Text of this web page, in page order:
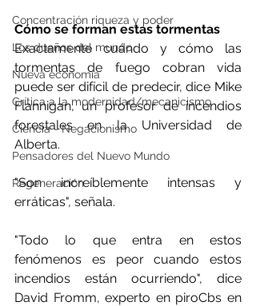
Concentración riqueza y poder
Los dueños del mundo
Nueva economía
Crítica a la modernidad/mecanicismo
Ciencia - Negacionismo
Pensadores del Nuevo Mundo
Regeneración
Cómo se forman estas tormentas
Exactamente cuándo y cómo las
tormentas de fuego cobran vida
puede ser difícil de predecir, dice Mike
Flannigan, un profesor de incendios
forestales en la Universidad de
Alberta.
"Son increíblemente intensas y
erráticas", señala.
"Todo lo que entra en estos
fenómenos es peor cuando estos
incendios están ocurriendo", dice
David Fromm, experto en piroCbs en